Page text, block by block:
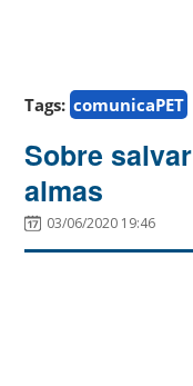
Tags: comunicaPET
Sobre
almas
03/06/2020 19:46